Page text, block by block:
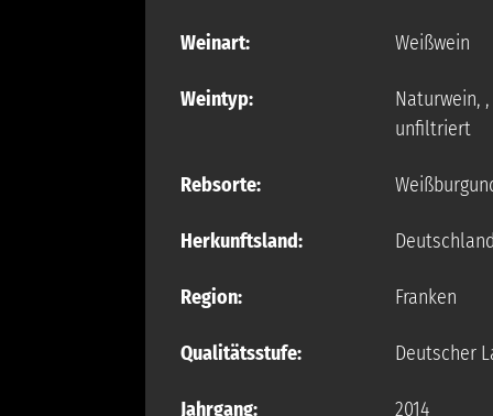
Weinart: Weißwein
Weintyp: Naturwein,
unfiltriert
Rebsorte:
Herkunftsland: Deutschland
Region: Franken
Qualitätsstufe: Deutscher
Jahrgang: 2014